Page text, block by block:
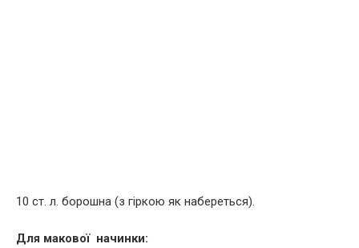
10 ст. л. борошна (з гіркою як набереться).
Для макової начинки: